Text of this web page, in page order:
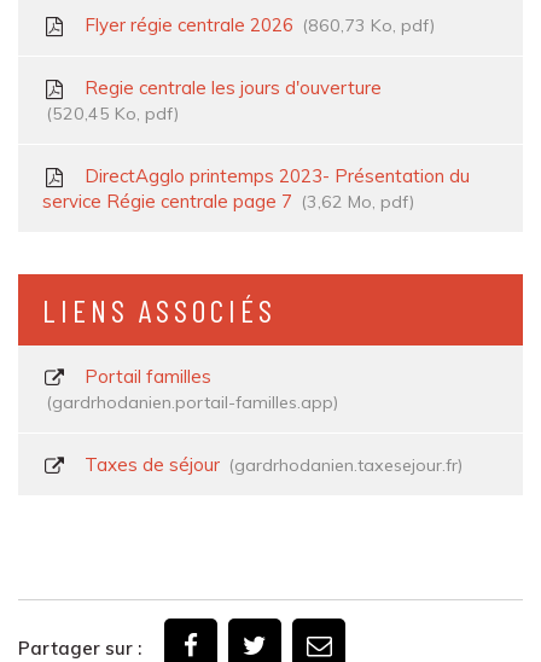
Flyer régie centrale 2026 860,73 Ko, pdf
Regie centrale les jours d'ouverture
520,45 Ko, pdf
DirectAgglo printemps 2023- Présentation du
service Régie centrale page 7
3,62 Mo, pdf
LIENS ASSOCIÉS
Portail familles
gardrhodanien.portail-familles.app
Taxes de séjour gardrhodanien.taxesejour.fr
Partager sur :